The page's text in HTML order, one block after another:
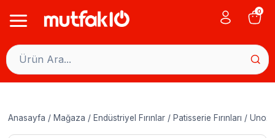
0
Anasayfa / Mağaza / Endüstriyel Fırınlar / Patisserie Fırınları / Unox